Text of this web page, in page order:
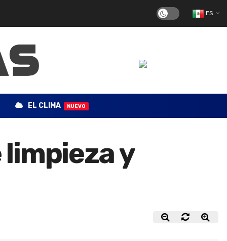
ES
EL CLIMA NUEVO
y